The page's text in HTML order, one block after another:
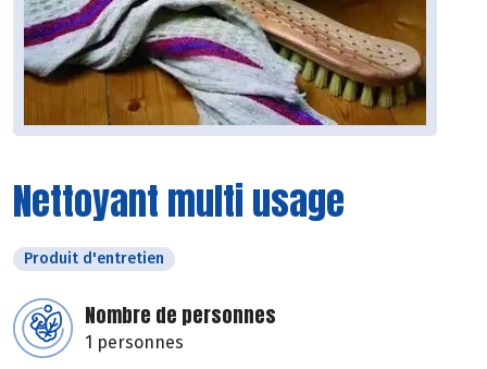
Nettoyant multi usage
Produit d'entretien
Nombre de personnes
1 personnes